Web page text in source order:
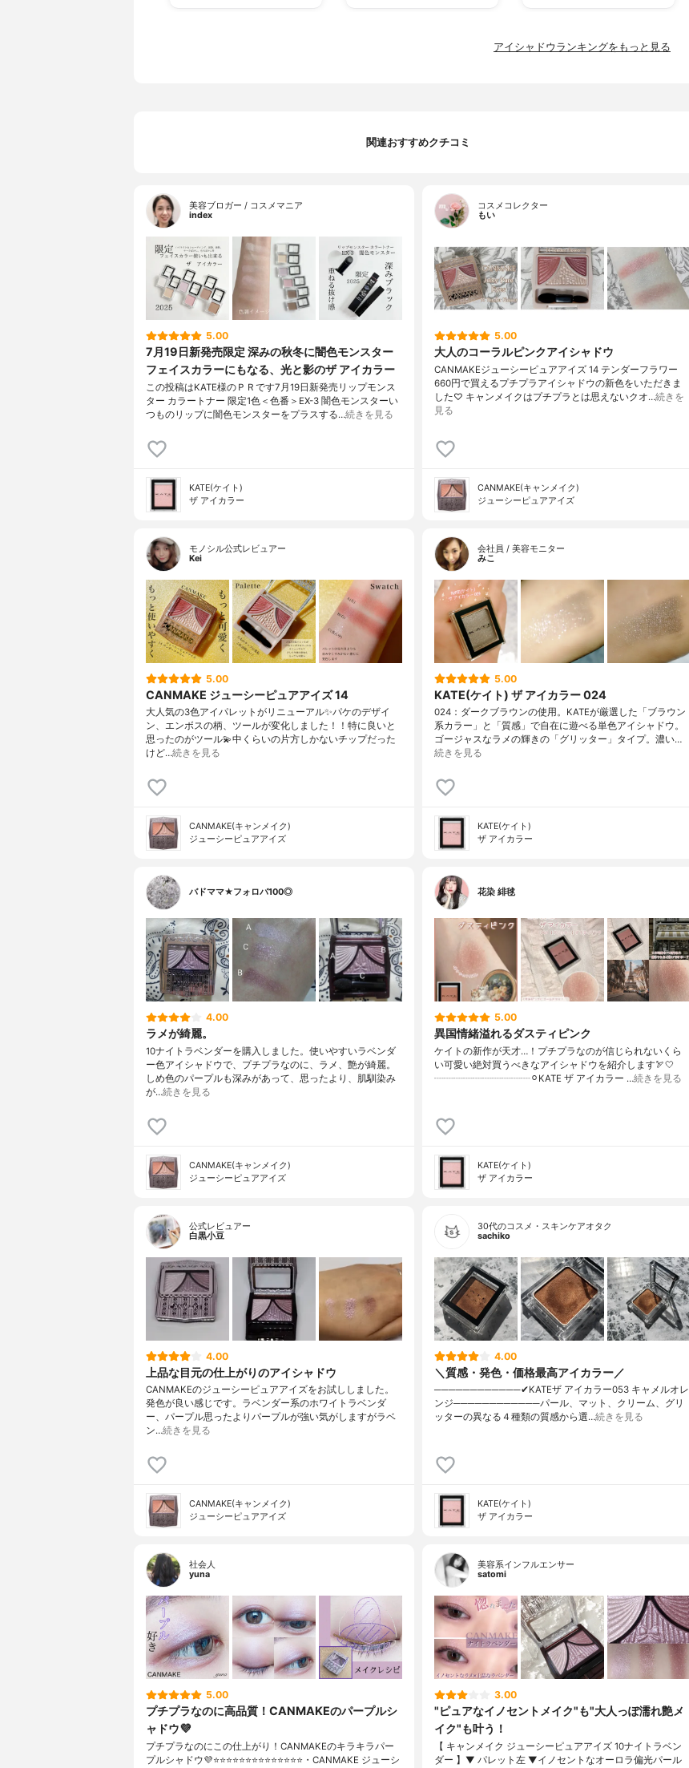
アイシャドウランキングをもっと見る
関連おすすめクチコミ
美容ブロガー / コスメマニア
index
5.00
7月19日新発売限定 深みの秋冬に闇色モンスター
フェイスカラーにもなる、光と影のザ アイカラー
この投稿はKATE様のＰＲです7月19日新発売リップモンス
ター カラートナー 限定1色＜色番＞EX-3 闇色モンスターい
つものリップに闇色モンスターをプラスする…続きを見る
KATE(ケイト)
ザ アイカラー
コスメコレクター
もい
5.00
大人のコーラルピンクアイシャドウ
CANMAKEジューシーピュアアイズ 14 テンダーフラワー
660円で買えるプチプラアイシャドウの新色をいただきま
した♡ キャンメイクはプチプラとは思えないクオ…続きを
見る
CANMAKE(キャンメイク)
ジューシーピュアアイズ
モノシル公式レビュアー
Kei
5.00
CANMAKE ジューシーピュアアイズ 14
大人気の3色アイパレットがリニューアル✨パケのデザイ
ン、エンボスの柄、ツールが変化しました！！特に良いと
思ったのがツール💫中くらいの片方しかないチップだった
けど…続きを見る
CANMAKE(キャンメイク)
ジューシーピュアアイズ
会社員 / 美容モニター
みこ
5.00
KATE(ケイト) ザ アイカラー 024
024：ダークブラウンの使用。KATEが厳選した「ブラウン
系カラー」と「質感」で自在に遊べる単色アイシャドウ。
ゴージャスなラメの輝きの「グリッター」タイプ。濃い…
続きを見る
KATE(ケイト)
ザ アイカラー
バドママ★フォロバ100◎
4.00
ラメが綺麗。
10ナイトラベンダーを購入しました。使いやすいラベンダ
ー色アイシャドウで、プチプラなのに、ラメ、艶が綺麗。
しめ色のパープルも深みがあって、思ったより、肌馴染み
が…続きを見る
CANMAKE(キャンメイク)
ジューシーピュアアイズ
花染 緋毬
5.00
異国情緒溢れるダスティピンク
ケイトの新作が天才…！プチプラなのが信じられないくら
い可愛い絶対買うべきなアイシャドウを紹介します🏹🤍
┈┈┈┈┈┈┈┈┈┈⚪︎KATE ザ アイカラー …続きを見る
KATE(ケイト)
ザ アイカラー
公式レビュアー
白黒小豆
4.00
上品な目元の仕上がりのアイシャドウ
CANMAKEのジューシーピュアアイズをお試ししました。
発色が良い感じです。ラベンダー系のホワイトラベンダ
ー、パープル思ったよりパープルが強い気がしますがラベ
ン…続きを見る
CANMAKE(キャンメイク)
ジューシーピュアアイズ
30代のコスメ・スキンケアオタク
sachiko
4.00
＼質感・発色・価格最高アイカラー／
────────────✔︎KATEザ アイカラー053 キャメルオレ
ンジ────────────パール、マット、クリーム、グリ
ッターの異なる４種類の質感から選…続きを見る
KATE(ケイト)
ザ アイカラー
社会人
yuna
5.00
プチプラなのに高品質！CANMAKEのパープルシ
ャドウ💜
プチプラなのにこの仕上がり！CANMAKEのキラキラパー
プルシャドウ💜⭐️⭐️⭐️⭐️⭐️⭐️⭐️⭐️⭐️⭐️⭐️⭐️⭐️⭐️・CANMAKE ジューシ
美容系インフルエンサー
satomi
3.00
"ピュアなイノセントメイク"も"大人っぽ濡れ艶メ
イク"も叶う！
【 キャンメイク ジューシーピュアアイズ 10ナイトラベン
ダー 】▼ パレット左 ▼イノセントなオーロラ偏光パール